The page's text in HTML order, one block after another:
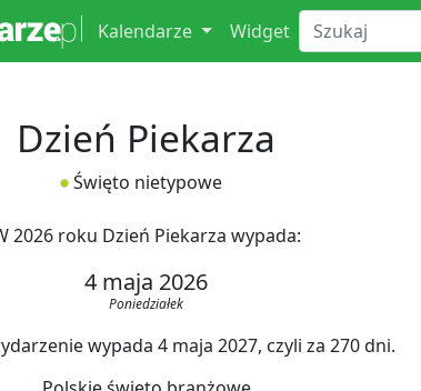
Kalendarze Widget
Dzień Piekarza
Święto nietypowe
2026 roku Dzień Piekarza wypada:
4 maja 2026
Poniedziałek
wypada 4 maja 2027, czyli za 270 dni.